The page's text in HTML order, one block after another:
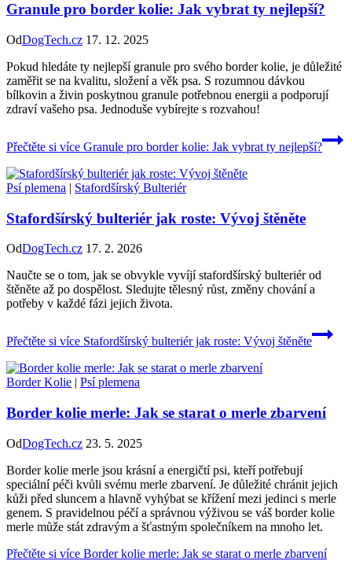
Granule pro border kolie: Jak vybrat ty nejlepší?
OdDogTech.cz 17. 12. 2025
Pokud hledáte ty nejlepší granule pro svého border kolie, je důležité
zaměřit se na kvalitu, složení a věk psa. S rozumnou dávkou
bílkovin a živin poskytnou granule potřebnou energii a podporují
zdraví vašeho psa. Jednoduše vybírejte s rozvahou!
Přečtěte si více Granule pro border kolie: Jak vybrat ty nejlepší?
Psí plemena | Stafordšírský Bulteriér
Stafordšírský bulteriér jak roste: Vývoj štěněte
OdDogTech.cz 17. 2. 2026
Naučte se o tom, jak se obvykle vyvíjí stafordšírský bulteriér od
štěněte až po dospělost. Sledujte tělesný růst, změny chování a
potřeby v každé fázi jejich života.
Přečtěte si více Stafordšírský bulteriér jak roste: Vývoj štěněte
Border Kolie | Psí plemena
Border kolie merle: Jak se starat o merle zbarvení
OdDogTech.cz 23. 5. 2025
Border kolie merle jsou krásní a energičtí psi, kteří potřebují
speciální péči kvůli svému merle zbarvení. Je důležité chránit jejich
kůži před sluncem a hlavně vyhýbat se křížení mezi jedinci s merle
genem. S pravidelnou péčí a správnou výživou se váš border kolie
merle může stát zdravým a šťastným společníkem na mnoho let.
Přečtěte si více Border kolie merle: Jak se starat o merle zbarvení